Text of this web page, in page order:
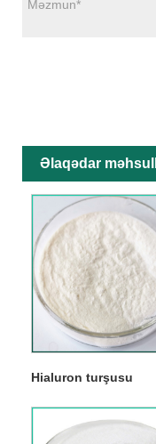
Əlaqədar
Hialuron turşusu